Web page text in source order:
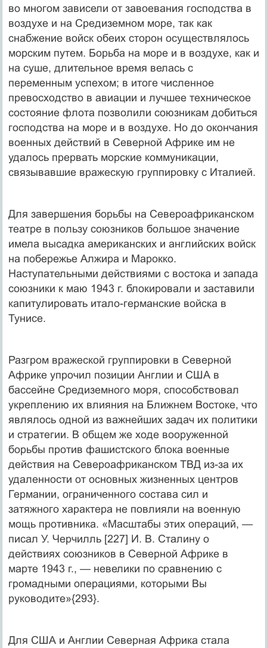
во многом зависели от завоевания господства в
воздухе и на Средиземном море, так как
снабжение войск обеих сторон осуществлялось
морским путем. Борьба на море и в воздухе, как и
на суше, длительное время велась с
переменным успехом; в итоге численное
превосходство в авиации и лучшее техническое
состояние флота позволили союзникам добиться
господства на море и в воздухе. Но до окончания
военных действий в Северной Африке им не
удалось прервать морские коммуникации,
связывавшие вражескую группировку с Италией.
Для завершения борьбы на Североафриканском
театре в пользу союзников большое значение
имела высадка американских и английских войск
на побережье Алжира и Марокко.
Наступательными действиями с востока и запада
союзники к маю 1943 г. блокировали и заставили
капитулировать итало-германские войска в
Тунисе.
Разгром вражеской группировки в Северной
Африке упрочил позиции Англии и США в
бассейне Средиземного моря, способствовал
укреплению их влияния на Ближнем Востоке, что
являлось одной из важнейших задач их политики
и стратегии. В общем же ходе вооруженной
борьбы против фашистского блока военные
действия на Североафриканском ТВД из-за их
удаленности от основных жизненных центров
Германии, ограниченного состава сил и
затяжного характера не повлияли на военную
мощь противника. «Масштабы этих операций, —
писал У. Черчилль [227] И. В. Сталину о
действиях союзников в Северной Африке в
марте 1943 г., — невелики по сравнению с
громадными операциями, которыми Вы
руководите»{293}.
Для США и Англии Северная Африка стала